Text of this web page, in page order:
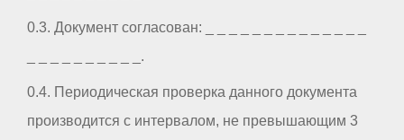
0.3. Документ согласован: _ _ _ _ _ _ _ _ _ _ _ _ _ _
_ _ _ _ _ _ _ _ _ _.
0.4. Периодическая проверка данного документа
производится с интервалом, не превышающим 3